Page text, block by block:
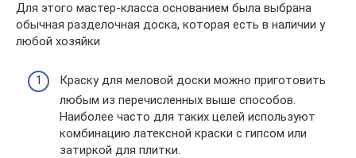
Для этого мастер-класса основанием была выбрана
обычная разделочная доска, которая есть в наличии у
любой хозяйки
Краску для меловой доски можно приготовить
любым из перечисленных выше способов.
Наиболее часто для таких целей используют
комбинацию латексной краски с гипсом или
затиркой для плитки.